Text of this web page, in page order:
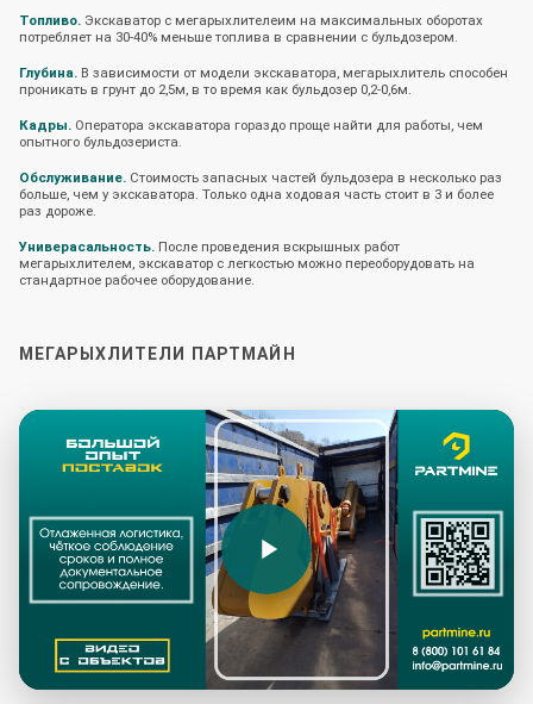
Топливо. Экскаватор с мегарыхлителеим на максимальных оборотах
потребляет на 30-40% меньше топлива в сравнении с бульдозером.
Глубина. В зависимости от модели экскаватора, мегарыхлитель способен
проникать в грунт до 2,5м, в то время как бульдозер 0,2-0,6м.
Кадры. Оператора экскаватора гораздо проще найти для работы, чем
опытного бульдозериста.
Обслуживание. Стоимость запасных частей бульдозера в несколько раз
больше, чем у экскаватора. Только одна ходовая часть стоит в 3 и более
раз дороже.
Универасальность. После проведения вскрышных работ
мегарыхлителем, экскаватор с легкостью можно переоборудовать на
стандартное рабочее оборудование.
МЕГАРЫХЛИТЕЛИ ПАРТМАЙН